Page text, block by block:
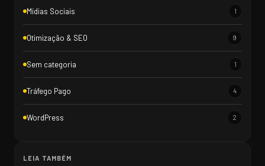
Mídias Sociais 1
Otimização & SEO 9
Sem categoria 1
Tráfego Pago 4
WordPress 2
LEIA TAMBÉM